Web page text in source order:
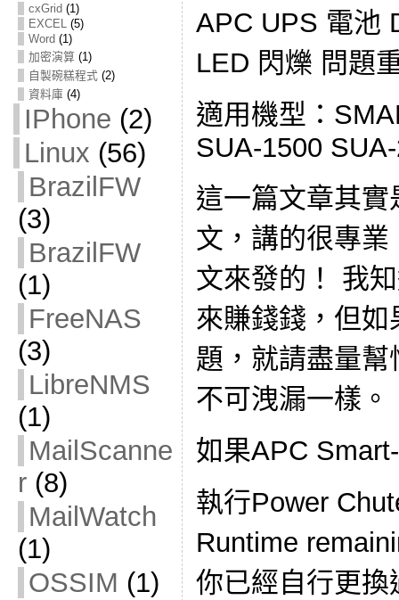
cxGrid (1)
EXCEL(5)
Word (1)
加密演算(1)
自製碗糕程式(2)
資料庫(4)
IPhone (2)
Linux (56)
BrazilFW
(3)
BrazilFW
(1)
FreeNAS
(3)
LibreNMS
(1)
MailScanne
r(8)
MailWatch
(1)
OSSIM (1)
APC UPS 電池
LED 閃爍 問題
適用機型：
SUA-1500
這一篇文章其
文，講的很專
文來發的！ 我
來賺錢錢，但
題，就請盡量
不可洩漏一樣。
如果APC
執行Power
Runtime
你已經自行更